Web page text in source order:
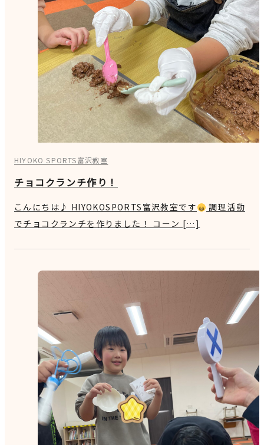
HIYOKO SPORTS富沢教室
チョコクランチ作り！
こんにちは♪ HIYOKOSPORTS富沢教室です
調理活動
でチョコクランチを作りました！ コーン […]